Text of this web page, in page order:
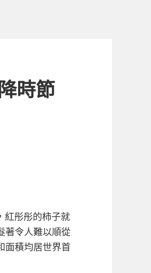
時節
紅彤彤的柿子就
著令人難以順從
面積均居世界首